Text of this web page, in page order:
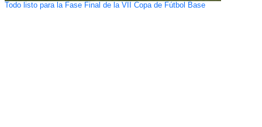
Todo listo para la Fase Final de la VII Copa de Fútbol Base